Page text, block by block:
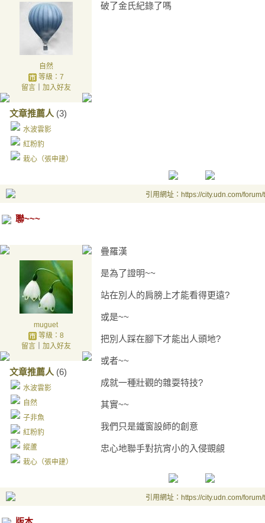
自然
等級：7
留言｜ 加入好友
文章推薦人 (3)
水波雲影
紅粉豹
栽心（張申建）
破了金氏紀錄了嗎
引用網址：https://city.udn.com/
聯~~~
muguet
等級：8
留言｜ 加入好友
文章推薦人 (6)
水波雲影
自然
子非魚
紅粉豹
縱蘆
栽心（張申建）
疊羅漢
是為了證明~~
站在別人的肩膀上才能看得更遠?
或是~~
把別人踩在腳下才能出人頭地?
或者~~
成就一種壯觀的雜耍特技?
其實~~
我們只是鐵窗設師的創意
忠心地聯手對抗宵小的入侵覬覦
引用網址：https://city.udn.com/